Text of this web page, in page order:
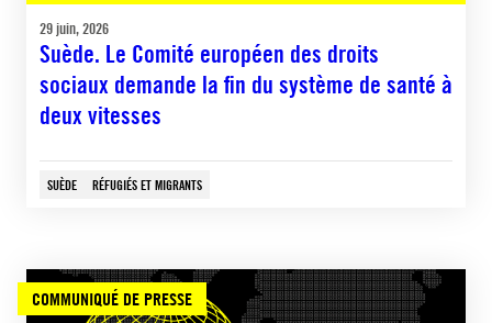
29 juin, 2026
Suède. Le Comité européen des droits
sociaux demande la fin du système de santé à
deux vitesses
SUÈDE RÉFUGIÉS ET MIGRANTS
COMMUNIQUÉ DE PRESSE